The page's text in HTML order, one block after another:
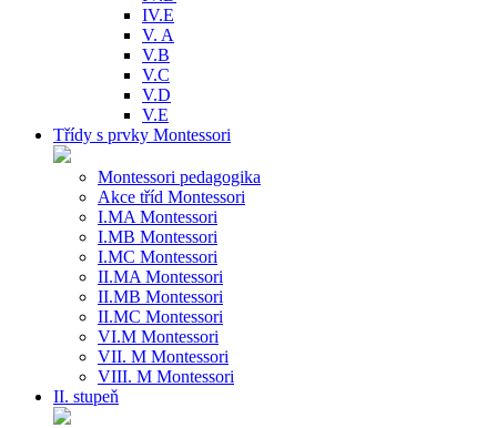
IV.E
V. A
V.B
V.C
V.D
V.E
Třídy s prvky Montessori
Montessori pedagogika
Akce tříd Montessori
I.MA Montessori
I.MB Montessori
I.MC Montessori
II.MA Montessori
II.MB Montessori
II.MC Montessori
VI.M Montessori
VII. M Montessori
VIII. M Montessori
II. stupeň